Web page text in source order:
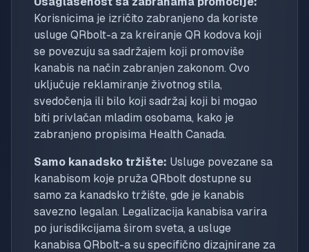
Korisnicima je izričito zabranjeno da koriste
usluge QRbolt-a za kreiranje QR kodova koji
se povezuju sa sadržajem koji promoviše
kanabis na način zabranjen zakonom. Ovo
uključuje reklamiranje životnog stila,
svedočenja ili bilo koji sadržaj koji bi mogao
biti privlačan mladim osobama, kako je
zabranjeno propisima Health Canada.
Samo kanadsko tržište: Usluge povezane sa
kanabisom koje pruža QRbolt dostupne su
samo za kanadsko tržište, gde je kanabis
savezno legalan. Legalizacija kanabisa varira
po jurisdikcijama širom sveta, a usluge
kanabisa QRbolt-a su specifično dizajnirane za